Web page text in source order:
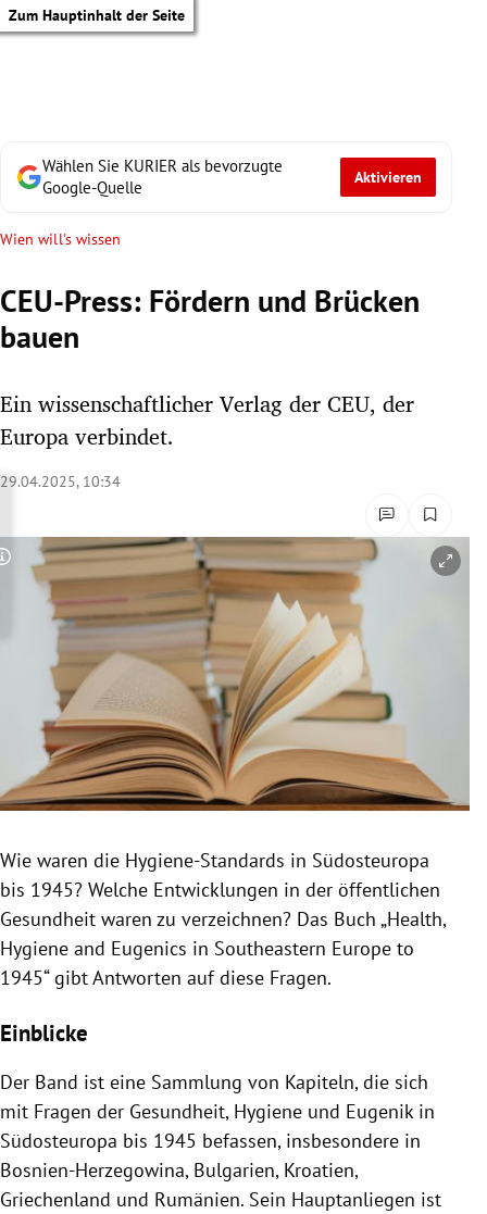
Zum Hauptinhalt der Seite
Untermenü
Untermenü
Untermenü
Untermenü
Untermenü
Untermenü
Untermenü
Wählen Sie KURIER als bevorzugte
Google-Quelle
Aktivieren
Wien will's wissen
CEU-Press: Fördern und Brücken
bauen
Ein wissenschaftlicher Verlag der CEU, der
Europa verbindet.
29.04.2025, 10:34
Copyright-Hinweis öffnen/schließen
Wie waren die Hygiene-Standards in Südosteuropa
bis 1945? Welche Entwicklungen in der öffentlichen
Gesundheit waren zu verzeichnen? Das Buch „Health,
Hygiene and Eugenics in Southeastern Europe to
1945“ gibt Antworten auf diese Fragen.
Einblicke
Der Band ist eine Sammlung von Kapiteln, die sich
mit Fragen der Gesundheit, Hygiene und Eugenik in
Südosteuropa bis 1945 befassen, insbesondere in
Bosnien-Herzegowina, Bulgarien, Kroatien,
Griechenland und Rumänien. Sein Hauptanliegen ist